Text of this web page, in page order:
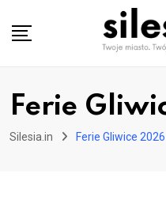
Ferie
Silesia.in Ferie Gliwice 2026